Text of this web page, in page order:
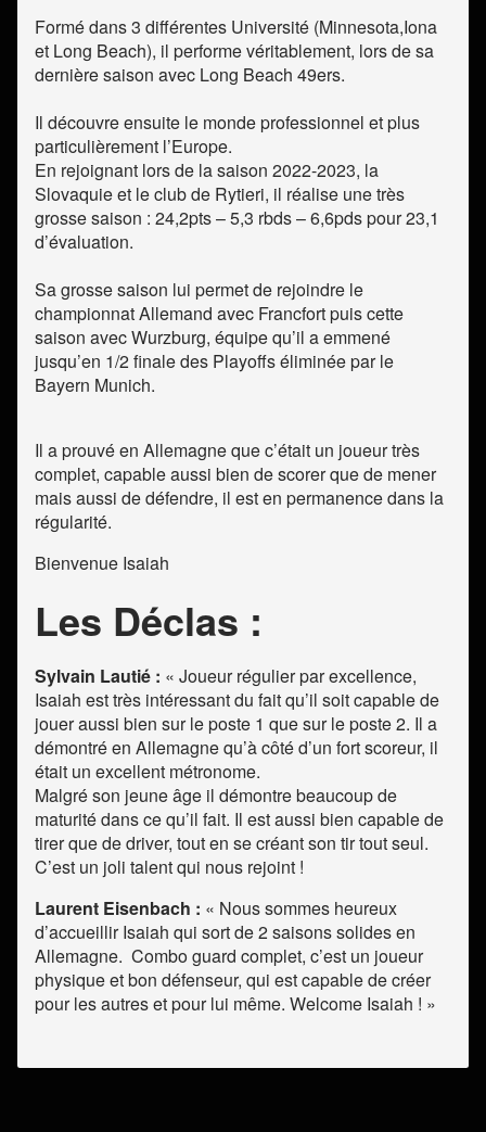
Formé dans 3 différentes Université (Minnesota,Iona
et Long Beach), il performe véritablement, lors de sa
dernière saison avec Long Beach 49ers.
Il découvre ensuite le monde professionnel et plus
particulièrement l’Europe.
En rejoignant lors de la saison 2022-2023, la
Slovaquie et le club de Rytieri, il réalise une très
grosse saison : 24,2pts – 5,3 rbds – 6,6pds pour 23,1
d’évaluation.
Sa grosse saison lui permet de rejoindre le
championnat Allemand avec Francfort puis cette
saison avec Wurzburg, équipe qu’il a emmené
jusqu’en 1/2 finale des Playoffs éliminée par le
Bayern Munich.
Il a prouvé en Allemagne que c’était un joueur très
complet, capable aussi bien de scorer que de mener
mais aussi de défendre, il est en permanence dans la
régularité.
Bienvenue Isaiah
Les Déclas :
Sylvain Lautié : « Joueur régulier par excellence,
Isaiah est très intéressant du fait qu’il soit capable de
jouer aussi bien sur le poste 1 que sur le poste 2. Il a
démontré en Allemagne qu’à côté d’un fort scoreur, il
était un excellent métronome.
Malgré son jeune âge il démontre beaucoup de
maturité dans ce qu’il fait. Il est aussi bien capable de
tirer que de driver, tout en se créant son tir tout seul.
C’est un joli talent qui nous rejoint !
Laurent Eisenbach : « Nous sommes heureux
d’accueillir Isaiah qui sort de 2 saisons solides en
Allemagne. Combo guard complet, c’est un joueur
physique et bon défenseur, qui est capable de créer
pour les autres et pour lui même. Welcome Isaiah ! »